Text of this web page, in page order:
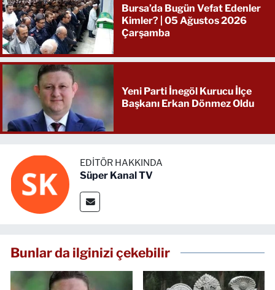
Bursa’da Bugün Vefat Edenler
Kimler? | 05 Ağustos 2026
Çarşamba
Yeni Parti İnegöl Kurucu İlçe
Başkanı Erkan Dönmez Oldu
EDITÖR HAKKINDA
Süper Kanal TV
Bunlar da ilginizi çekebilir